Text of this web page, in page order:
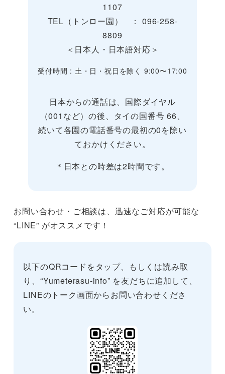
1107
TEL（トンロー園） ： 096-258-
8809
＜日本人・日本語対応＞
受付時間 : 土・日・祝日を除く 9:00〜17:00
日本からの通話は、国際ダイヤル
（001など）の後、タイの国番号 66、
続いて各園の電話番号の最初の0を除い
ておかけください。
＊日本との時差は2時間です。
お問い合わせ・ご相談は、迅速なご対応が可能な
“LINE” がオススメです！
以下のQRコードをタップ、もしくは読み取
り、“Yumeterasu-info” を友だちに追加して、
LINEのトーク画面からお問い合わせくださ
い。